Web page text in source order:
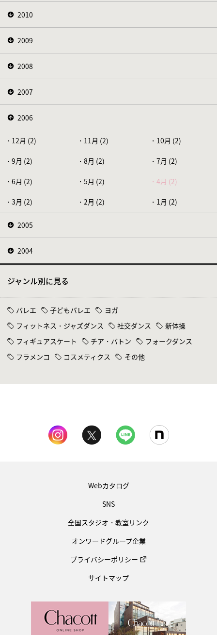
2010
2009
2008
2007
2006
12月 (2) 11月 (2) 10月 (2)
9月 (2) 8月 (2) 7月 (2)
6月 (2) 5月 (2) 4月 (2)
3月 (2) 2月 (2) 1月 (2)
2005
2004
ジャンル別に見る
バレエ 子どもバレエ
ヨガ
フィットネス・ジャズダンス
社交ダンス
新体操
フィギュアスケート
チア・バトン
フォークダンス
フラメンコ
コスメティクス その他
Webカタログ
SNS
全国スタジオ・教室リンク
オンワードグループ企業
プライバシーポリシー
サイトマップ